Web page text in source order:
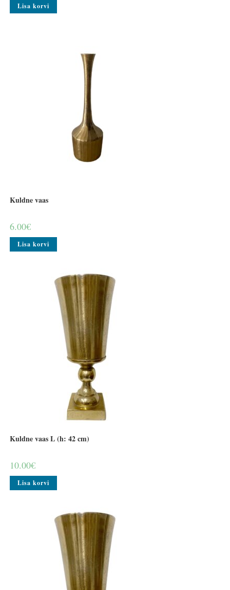
Lisa korvi
Kuldne vaas
6.00€
Lisa korvi
Kuldne vaas L (h: 42 cm)
10.00€
Lisa korvi